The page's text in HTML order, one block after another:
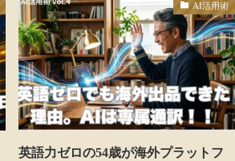
AI活用術
英語力ゼロの54歳が海外プラットフ